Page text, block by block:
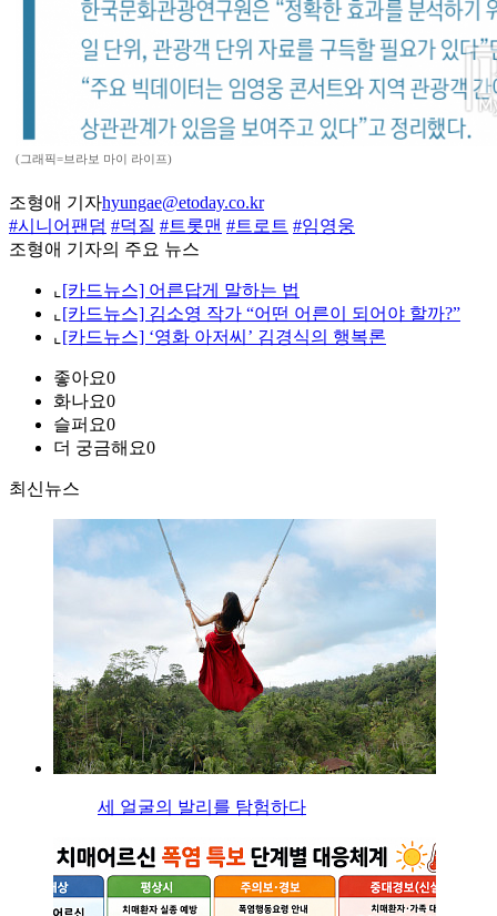
(그래픽=브라보 마이 라이프)
조형애 기자hyungae@etoday.co.kr
#시니어팬덤 #덕질 #트롯맨 #트로트 #임영웅
조형애 기자의 주요 뉴스
⌞ [카드뉴스] 어른답게 말하는 법
⌞ [카드뉴스] 김소영 작가 “어떤 어른이 되어야 할까?”
⌞ [카드뉴스] ‘영화 아저씨’ 김경식의 행복론
좋아요0
화나요0
슬퍼요0
더 궁금해요0
최신뉴스
세 얼굴의 발리를 탐험하다